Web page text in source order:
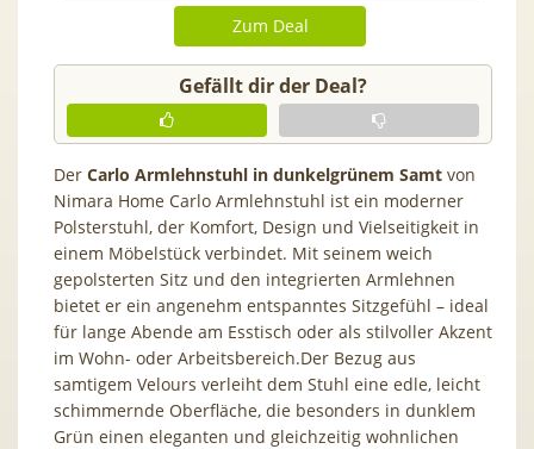
Zum Deal
Gefällt dir der Deal?
Der Carlo Armlehnstuhl in dunkelgrünem Samt von
Nimara Home Carlo Armlehnstuhl ist ein moderner
Polsterstuhl, der Komfort, Design und Vielseitigkeit in
einem Möbelstück verbindet. Mit seinem weich
gepolsterten Sitz und den integrierten Armlehnen
bietet er ein angenehm entspanntes Sitzgefühl – ideal
für lange Abende am Esstisch oder als stilvoller Akzent
im Wohn- oder Arbeitsbereich.Der Bezug aus
samtigem Velours verleiht dem Stuhl eine edle, leicht
schimmernde Oberfläche, die besonders in dunklem
Grün einen eleganten und gleichzeitig wohnlichen